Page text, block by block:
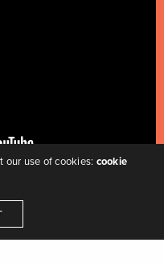
our use of cookies: cookie